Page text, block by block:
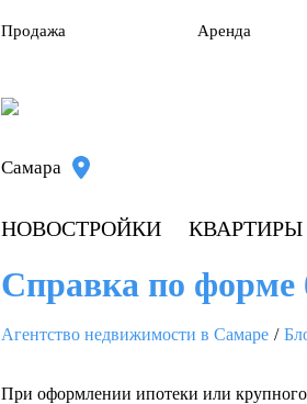
Продажа Аренда
Самара
НОВОСТРОЙКИ КВАРТИРЫ
Справка по форме
Агентство недвижимости в Самаре
При оформлении ипотеки или крупного